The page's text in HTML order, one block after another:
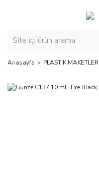
Anasayfa PLASTİK MAKETLER